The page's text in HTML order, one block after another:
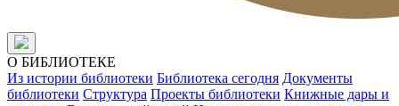
О БИБЛИОТЕКЕ
Из истории библиотеки Библиотека сегодня Документы
библиотеки Структура Проекты библиотеки Книжные дары и